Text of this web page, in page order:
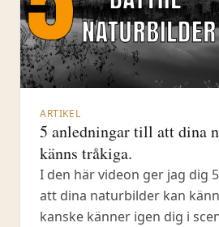
ARTIKEL
5 anledningar till att dina
känns tråkiga.
I den här videon ger jag dig
att dina naturbilder kan
kanske känner igen dig i